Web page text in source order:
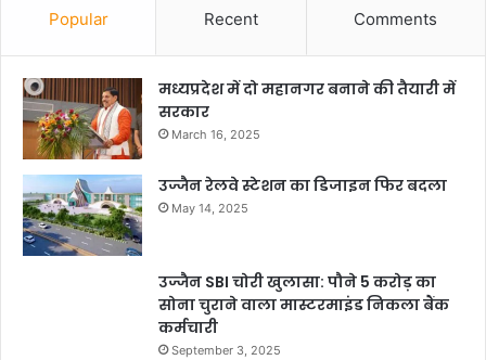
Popular Recent Comments
मध्यप्रदेश में दो महानगर बनाने की तैयारी में
सरकार
March 16, 2025
उज्जैन रेलवे स्टेशन का डिजाइन फिर बदला
May 14, 2025
उज्जैन SBI चोरी खुलासा: पौने 5 करोड़ का
सोना चुराने वाला मास्टरमाइंड निकला बैंक
कर्मचारी
September 3, 2025